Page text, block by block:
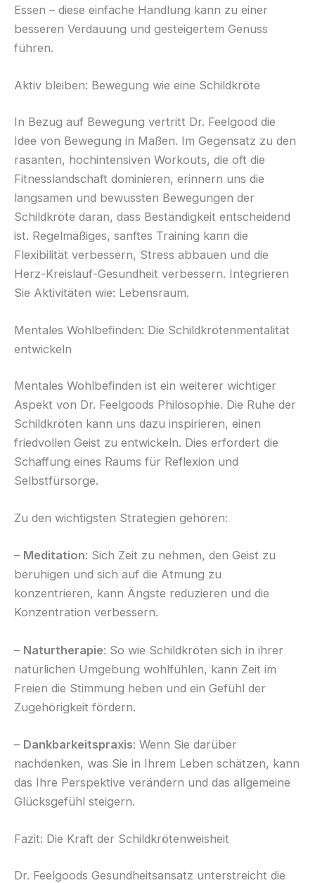
Essen – diese einfache Handlung kann zu einer
besseren Verdauung und gesteigertem Genuss
führen.
Aktiv bleiben: Bewegung wie eine Schildkröte
In Bezug auf Bewegung vertritt Dr. Feelgood die
Idee von Bewegung in Maßen. Im Gegensatz zu den
rasanten, hochintensiven Workouts, die oft die
Fitnesslandschaft dominieren, erinnern uns die
langsamen und bewussten Bewegungen der
Schildkröte daran, dass Beständigkeit entscheidend
ist. Regelmäßiges, sanftes Training kann die
Flexibilität verbessern, Stress abbauen und die
Herz-Kreislauf-Gesundheit verbessern. Integrieren
Sie Aktivitäten wie: Lebensraum.
Mentales Wohlbefinden: Die Schildkrötenmentalität
entwickeln
Mentales Wohlbefinden ist ein weiterer wichtiger
Aspekt von Dr. Feelgoods Philosophie. Die Ruhe der
Schildkröten kann uns dazu inspirieren, einen
friedvollen Geist zu entwickeln. Dies erfordert die
Schaffung eines Raums für Reflexion und
Selbstfürsorge.
Zu den wichtigsten Strategien gehören:
– Meditation: Sich Zeit zu nehmen, den Geist zu
beruhigen und sich auf die Atmung zu
konzentrieren, kann Ängste reduzieren und die
Konzentration verbessern.
– Naturtherapie: So wie Schildkröten sich in ihrer
natürlichen Umgebung wohlfühlen, kann Zeit im
Freien die Stimmung heben und ein Gefühl der
Zugehörigkeit fördern.
– Dankbarkeitspraxis: Wenn Sie darüber
nachdenken, was Sie in Ihrem Leben schätzen, kann
das Ihre Perspektive verändern und das allgemeine
Glücksgefühl steigern.
Fazit: Die Kraft der Schildkrötenweisheit
Dr. Feelgoods Gesundheitsansatz unterstreicht die